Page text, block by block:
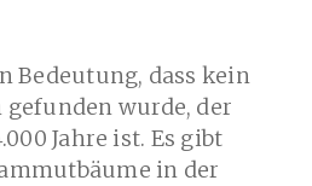
Bedeutung, dass kein
wurde, der
Jahre ist. Es gibt
in der